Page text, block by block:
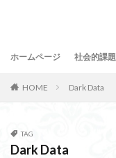
ホームページ 社会的課題
HOME Dark Data
TAG
Dark Data